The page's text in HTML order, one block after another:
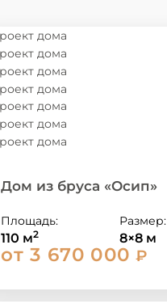
Дом из бруса «Осип»
Площадь:
110 м2
Размер:
8×8 м
от 3 670 000 ₽